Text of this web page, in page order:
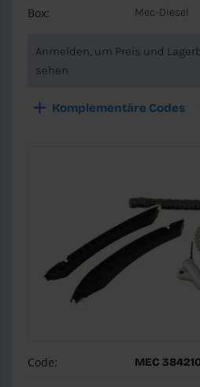
Box: Mec-Diesel
Anmelden, um Preis und
sehen
Komplementäre Codes
Code: MEC